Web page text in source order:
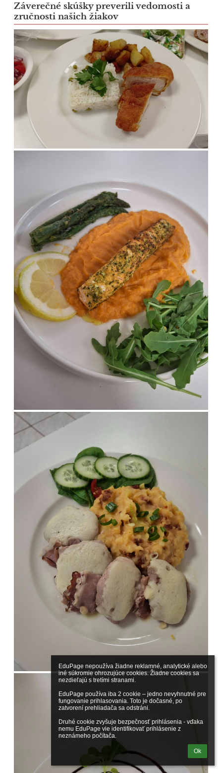
EduPage nepoužíva žiadne reklamné, analytické alebo
iné súkromie ohrozujúce cookies. Žiadne cookies sa
nezdieľajú s tretími stranami.
EduPage používa iba 2 cookie – jedno nevyhnutné pre
fungovanie prihlasovania. Toto je dočasné, po
zatvorení prehliadača sa odstráni.
Druhé cookie zvyšuje bezpečnosť prihlásenia - vďaka
nemu EduPage vie identifikovať prihlásenie z
neznámeho počítača.
Ok
Záverečné skúšky preverili vedomosti a
zručnosti našich žiakov